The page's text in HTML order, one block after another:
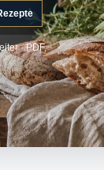
· PDF,